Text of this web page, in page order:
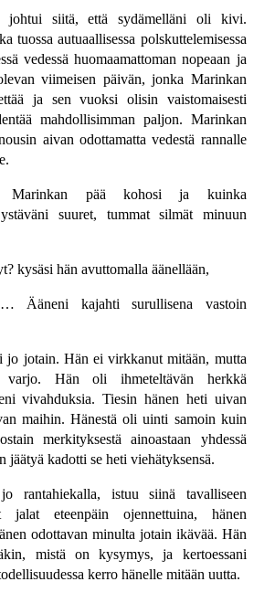
siitä, että sydämelläni oli kivi.
tuossa autuaallisessa polskuttelemisessa
vedessä huomaamattoman nopeaan ja
viimeisen päivän, jonka Marinkan
ja sen vuoksi olisin vaistomaisesti
mahdollisimman paljon. Marinkan
aivan odottamatta vedestä rannalle
Marinkan pää kohosi ja kuinka
ystäväni suuret, tummat silmät minuun
kysäsi hän avuttomalla äänellään,
kajahti surullisena vastoin
jo jotain. Hän ei virkkanut mitään, mutta
varjo. Hän oli ihmeteltävän herkkä
vivahduksia. Tiesin hänen heti uivan
maihin. Hänestä oli uinti samoin kuin
merkityksestä ainoastaan yhdessä
jäätyä kadotti se heti viehätyksensä.
rantahiekalla, istuu siinä tavalliseen
jalat eteenpäin ojennettuina, hänen
odottavan minulta jotain ikävää. Hän
mistä on kysymys, ja kertoessani
kerro hänelle mitään uutta.